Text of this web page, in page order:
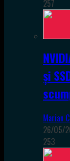
257
și
Marian
26/05/
253